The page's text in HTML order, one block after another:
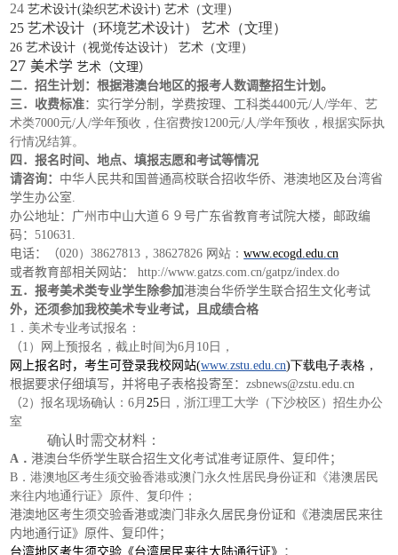
24 艺术设计(染织艺术设计) 艺术（文理）
25 艺术设计（环境艺术设计） 艺术（文理）
26 艺术设计（视觉传达设计） 艺术（文理）
27 美术学 艺术（文理）
二．招生计划：根据港澳台地区的报考人数调整招生计划。
三．收费标准：实行学分制，学费按理、工科类4400元/人/学年、艺
术类7000元/人/学年预收，住宿费按1200元/人/学年预收，根据实际执
行情况结算。
四．报名时间、地点、填报志愿和考试等情况
请咨询： 中华人民共和国普通高校联合招收华侨、港澳地区及台湾省
学生办公室.
办公地址：广州市中山大道６９号广东省教育考试院大楼，邮政编
码：510631.
电话：（020）38627813，38627826 网站：www.ecogd.edu.cn
或者教育部相关网站：
http://www.gatzs.com.cn/gatpz/index.do
五．报考美术类专业学生除参加港澳台华侨学生联合招生文化考试
外，还须参加我校美术专业考试，且成绩合格
1．美术专业考试报名：
（1）网上预报名，截止时间为6月10日，
网上报名时，考生可登录我校网站(www.zstu.edu.cn)下载电子表格，
根据要求仔细填写，并将电子表格投寄至：zsbnews@zstu.edu.cn
（2）报名现场确认：6月25 日，浙江理工大学（下沙校区）招生办公
室
确认时需交材料：
A．港澳台华侨学生联合招生文化考试准考证原件、复印件；
B．港澳地区考生须交验香港或澳门永久性居民身份证和《港澳居民
来往内地通行证》原件、复印件；
港澳地区考生须交验香港或澳门非永久居民身份证和《港澳居民来往
内地通行证》原件、复印件；
台湾地区考生须交验 《台湾居民来往大陆通行证》 ；